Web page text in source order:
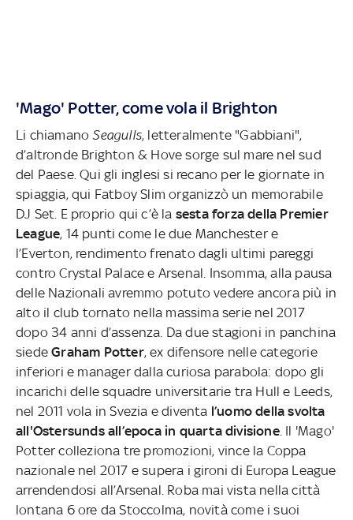
'Mago' Potter, come vola il Brighton
Li chiamanoSeagulls, letteralmente "Gabbiani",
d’altronde Brighton & Hove sorge sul mare nel sud
del Paese. Qui gli inglesi si recano per le giornate in
spiaggia, qui Fatboy Slim organizzò un memorabile
DJ Set. E proprio qui c’è la sesta forza della Premier
League, 14 punti come le due Manchester e
l’Everton, rendimento frenato dagli ultimi pareggi
contro Crystal Palace e Arsenal. Insomma, alla pausa
delle Nazionali avremmo potuto vedere ancora più in
alto il club tornato nella massima serie nel 2017
dopo 34 anni d’assenza. Da due stagioni in panchina
siedeGraham Potter, ex difensore nelle categorie
inferiori e manager dalla curiosa parabola: dopo gli
incarichi delle squadre universitarie tra Hull e Leeds,
nel 2011 vola in Svezia e diventa l’uomo della svolta
all'Ostersunds all’epoca in quarta divisione. Il 'Mago'
Potter colleziona tre promozioni, vince la Coppa
nazionale nel 2017 e supera i gironi di Europa League
arrendendosi all’Arsenal. Roba mai vista nella città
lontana 6 ore da Stoccolma, novità come i suoi